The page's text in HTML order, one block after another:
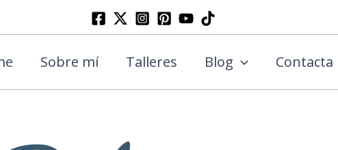
Sobre mí Talleres Blog Contacta
Buscar